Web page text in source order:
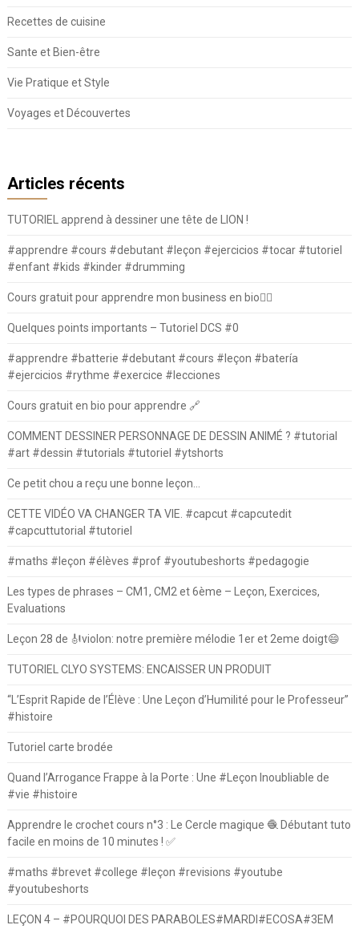
Recettes de cuisine
Sante et Bien-être
Vie Pratique et Style
Voyages et Découvertes
Articles récents
TUTORIEL apprend à dessiner une tête de LION !
#apprendre #cours #debutant #leçon #ejercicios #tocar #tutoriel
#enfant #kids #kinder #drumming
Cours gratuit pour apprendre mon business en bio⛓️‍💥
Quelques points importants – Tutoriel DCS #0
#apprendre #batterie #debutant #cours #leçon #batería
#ejercicios #rythme #exercice #lecciones
Cours gratuit en bio pour apprendre 🔗
COMMENT DESSINER PERSONNAGE DE DESSIN ANIMÉ ? #tutorial
#art #dessin #tutorials #tutoriel #ytshorts
Ce petit chou a reçu une bonne leçon…
CETTE VIDÉO VA CHANGER TA VIE. #capcut #capcutedit
#capcuttutorial #tutoriel
#maths #leçon #élèves #prof #youtubeshorts #pedagogie
Les types de phrases – CM1, CM2 et 6ème – Leçon, Exercices,
Evaluations
Leçon 28 de 🎻violon: notre première mélodie 1er et 2eme doigt😄
TUTORIEL CLYO SYSTEMS: ENCAISSER UN PRODUIT
“L’Esprit Rapide de l’Élève : Une Leçon d’Humilité pour le Professeur”
#histoire
Tutoriel carte brodée
Quand l’Arrogance Frappe à la Porte : Une #Leçon Inoubliable de
#vie #histoire
Apprendre le crochet cours n°3 : Le Cercle magique 🧶 Débutant tuto
facile en moins de 10 minutes ! ✅
#maths #brevet #college #leçon #revisions #youtube
#youtubeshorts
LEÇON 4 – #POURQUOI DES PARABOLES#MARDI#ECOSA#3EM